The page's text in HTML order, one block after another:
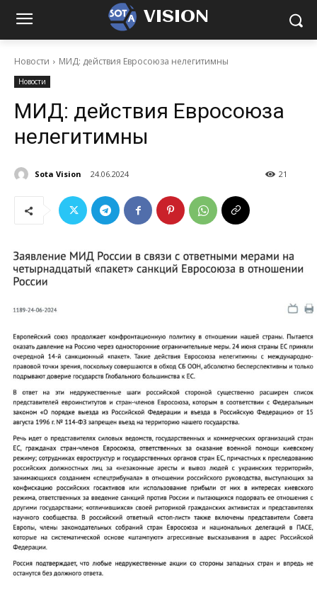
VISION
Новости МИД: действия Евросоюза нелегитимны
Новости
МИД: действия Евросоюза
нелегитимны
Sota Vision 24.06.2024 21